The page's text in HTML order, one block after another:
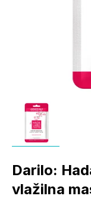
Darilo:
vlažilna